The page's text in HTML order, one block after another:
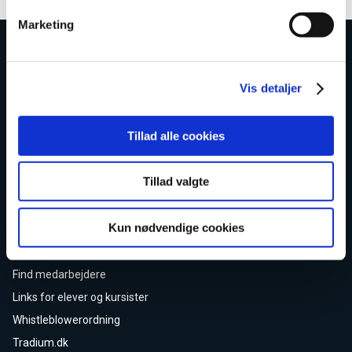
Marketing
Vis detaljer
Tillad alle cookies
Tillad valgte
Kun nødvendige cookies
Vester Allé 26
7011 1010
VIGTIGE LINKS
Find medarbejdere
Links for elever og kursister
Whistleblowerordning
Tradium.dk